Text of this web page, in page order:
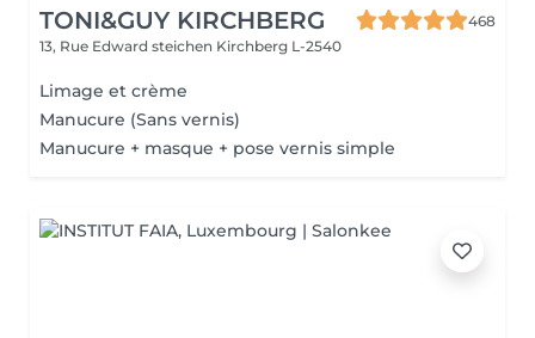
TONI&GUY KIRCHBERG
468
13, Rue Edward steichen Kirchberg L-2540
Limage et crème
Manucure (Sans vernis)
Manucure + masque + pose vernis simple